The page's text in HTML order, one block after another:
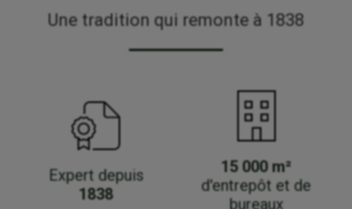
Une tradition qui remonte à 1838
Expert depuis
1838
15 000 m²
d'entrepôt et de
bureaux